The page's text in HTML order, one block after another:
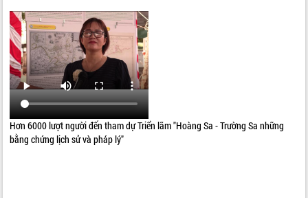
Hơn 6000 lượt người đến tham dự Triển lãm "Hoàng Sa - Trường Sa những
bằng chứng lịch sử và pháp lý"